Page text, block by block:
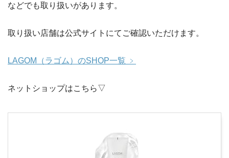
などでも取り扱いがあります。
取り扱い店舗は公式サイトにてご確認いただけます。
LAGOM（ラゴム）のSHOP一覧 ﹥
ネットショップはこちら▽